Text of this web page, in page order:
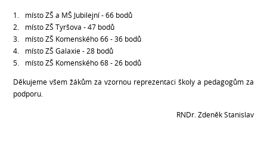
místo ZŠ a MŠ Jubilejní - 66 bodů
místo ZŠ Tyršova - 47 bodů
místo ZŠ Komenského 66 - 36 bodů
místo ZŠ Galaxie - 28 bodů
místo ZŠ Komenského 68 - 26 bodů
Děkujeme všem žákům za vzornou reprezentaci školy a pedagogům za
podporu.
RNDr. Zdeněk Stanislav